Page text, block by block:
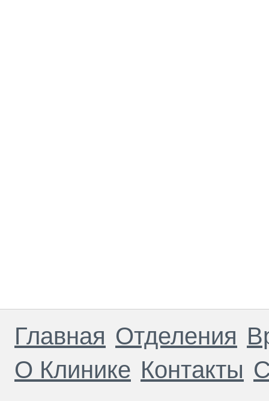
Главная Отделения
О Клинике Контакты